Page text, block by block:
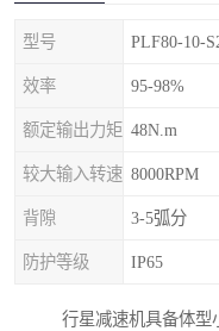
型号 PLF80-10-
效率 95-98%
额定输出力矩 48N.m
较大输入转速 8000RPM
背隙 3-5弧分
防护等级 IP65
行星减速机具备体型